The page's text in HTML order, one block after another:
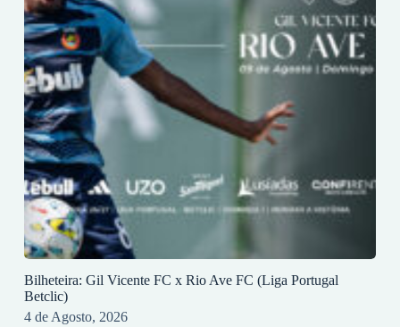
Bilheteira: Gil Vicente FC x Rio Ave FC (Liga Portugal
Betclic)
4 de Agosto, 2026